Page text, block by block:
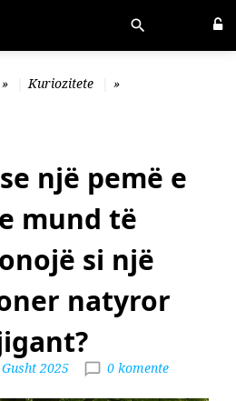
» Kuriozitete »
një pemë e
mund të
si një
natyror
2025 0 komente